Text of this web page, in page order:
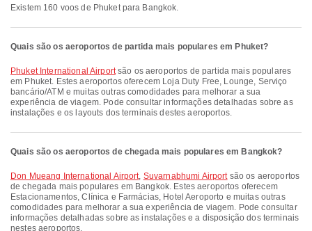
Existem 160 voos de Phuket para Bangkok.
Quais são os aeroportos de partida mais populares em Phuket?
Phuket International Airportsão os aeroportos de partida mais populares
em Phuket. Estes aeroportos oferecem Loja Duty Free, Lounge, Serviço
bancário/ATM e muitas outras comodidades para melhorar a sua
experiência de viagem. Pode consultar informações detalhadas sobre as
instalações e os layouts dos terminais destes aeroportos.
Quais são os aeroportos de chegada mais populares em Bangkok?
Don Mueang International Airport, Suvarnabhumi Airportsão os aeroportos
de chegada mais populares em Bangkok. Estes aeroportos oferecem
Estacionamentos, Clínica e Farmácias, Hotel Aeroporto e muitas outras
comodidades para melhorar a sua experiência de viagem. Pode consultar
informações detalhadas sobre as instalações e a disposição dos terminais
nestes aeroportos.